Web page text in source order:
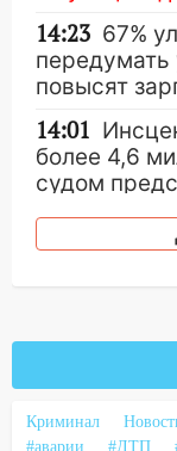
14:23 67%
передумать
повысят
14:01
более 4,6
судом
13:36 В
обвиняли в
12:28
Криминал
#аварии
#ДТП